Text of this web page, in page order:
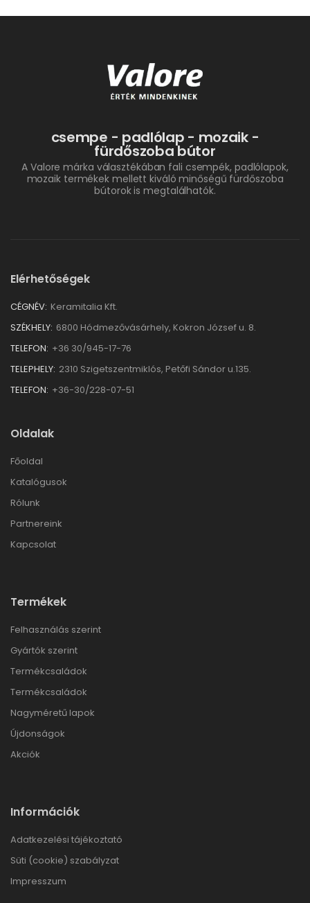
csempe - padlólap - mozaik -
fürdőszoba bútor
A Valore márka választékában fali csempék, padlólapok,
mozaik termékek mellett kiváló minőségű fürdőszoba
bútorok is megtalálhatók.
Elérhetőségek
CÉGNÉV: Keramitalia Kft.
SZÉKHELY: 6800 Hódmezővásárhely, Kokron József u. 8.
TELEFON: +36 30/945-17-76
TELEPHELY: 2310 Szigetszentmiklós, Petőfi Sándor u.135.
TELEFON: +36-30/228-07-51
Oldalak
Főoldal
Katalógusok
Rólunk
Partnereink
Kapcsolat
Termékek
Felhasználás szerint
Gyártók szerint
Termékcsaládok
Termékcsaládok
Nagyméretű lapok
Újdonságok
Akciók
Információk
Adatkezelési tájékoztató
Süti (cookie) szabályzat
Impresszum